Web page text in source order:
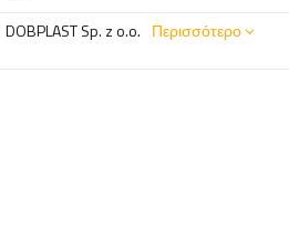
DOBPLAST Sp. z o.o. Περισσότερο